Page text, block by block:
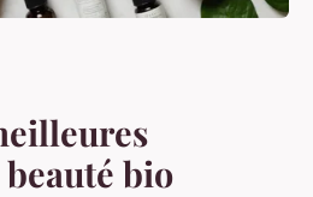
bio